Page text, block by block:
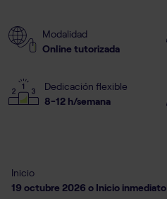
Modalidad
Online tutorizada
Dedicación flexible
8-12 h/semana
Inicio
19 octubre 2026 o Inicio inmediato